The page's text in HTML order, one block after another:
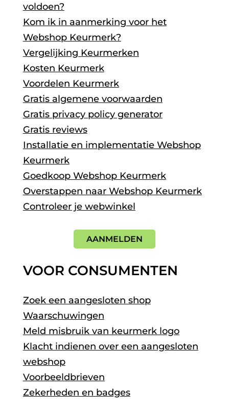
voldoen?
Kom ik in aanmerking voor het
Webshop Keurmerk?
Vergelijking Keurmerken
Kosten Keurmerk
Voordelen Keurmerk
Gratis algemene voorwaarden
Gratis privacy policy generator
Gratis reviews
Installatie en implementatie Webshop
Keurmerk
Goedkoop Webshop Keurmerk
Overstappen naar Webshop Keurmerk
Controleer je webwinkel
AANMELDEN
VOOR CONSUMENTEN
Zoek een aangesloten shop
Waarschuwingen
Meld misbruik van keurmerk logo
Klacht indienen over een aangesloten
webshop
Voorbeeldbrieven
Zekerheden en badges